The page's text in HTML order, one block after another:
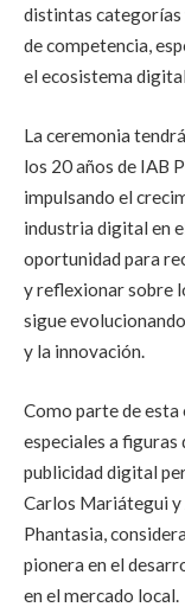
distintas categorías
de competencia,
el ecosistema
La ceremonia
los 20 años de IAB
impulsando el
industria digital en
oportunidad para
y reflexionar sobre
sigue
y la innovación.
Como parte de
especiales a
publicidad digital
Carlos Mariátegui y
Phantasia,
pionera en el
en el mercado local.